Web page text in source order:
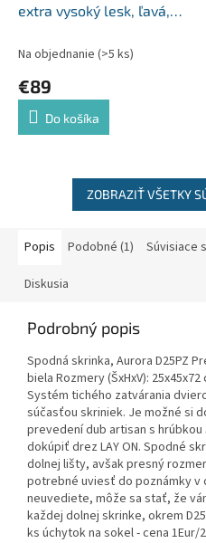
extra vysoký lesk, ľavá,
Na objednanie (>5 ks)
€89
Do košíka
ZOBRAZIŤ VŠETKY
Popis Podobné (1) Súvisiace
Diskusia
Podrobný popis
Spodná skrinka, Aurora D25PZ
biela Rozmery (ŠxHxV):
Systém tichého zatvárania
súčasťou skriniek. Je možné si
prevedení dub artisan s
dokúpiť drez LAY ON. Spodné
dolnej lišty, avšak presný
potrebné uviesť do poznámky v
neuvediete, môže sa stať, že
každej dolnej skrinke, okrem
ks úchytok na sokel - cena 1Eur/